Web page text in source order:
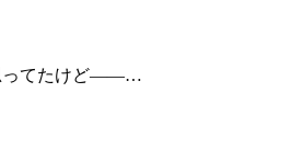
ってたけど――…